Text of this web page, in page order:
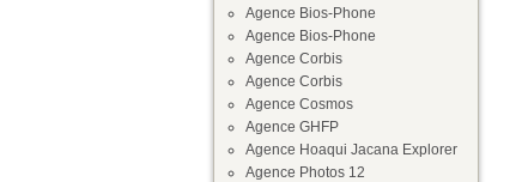
Agence Bios-Phone
Agence Bios-Phone
Agence Corbis
Agence Corbis
Agence Cosmos
Agence GHFP
Agence Hoaqui Jacana Explorer
Agence Photos 12